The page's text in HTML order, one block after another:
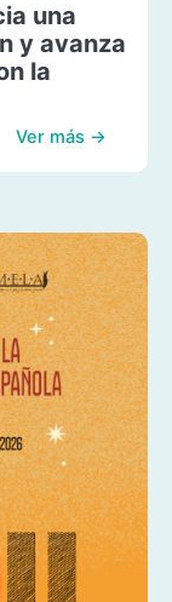
una
y avanza
la
Ver más →